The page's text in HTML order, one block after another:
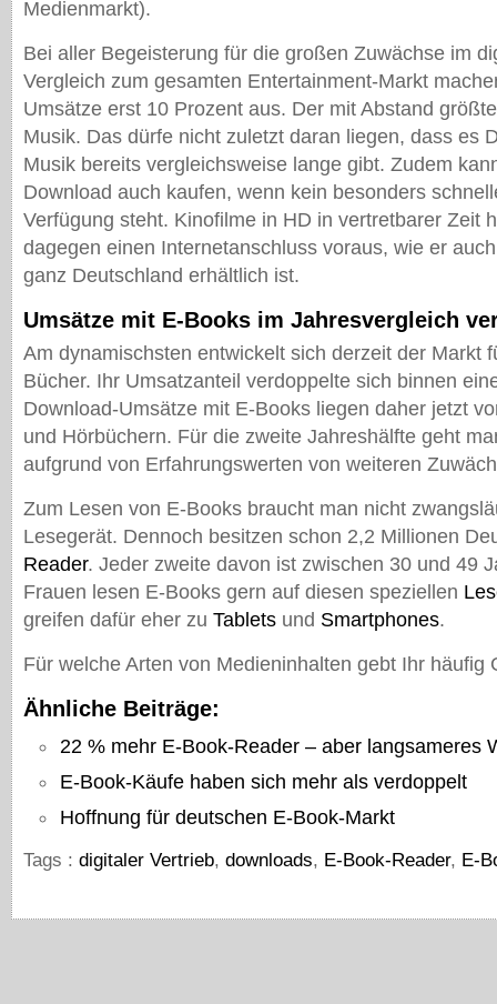
Medienmarkt).
Bei aller Begeisterung für die großen Zuwächse im
Vergleich zum gesamten Entertainment-Markt
Umsätze erst 10 Prozent aus. Der mit Abstand
Musik. Das dürfe nicht zuletzt daran liegen, dass es
Musik bereits vergleichsweise lange gibt. Zudem
Download auch kaufen, wenn kein besonders
Verfügung steht. Kinofilme in HD in vertretbarer Zeit
dagegen einen Internetanschluss voraus, wie er
ganz Deutschland erhältlich ist.
Umsätze mit E-Books im Jahresvergleich
Am dynamischsten entwickelt sich derzeit der Markt
Bücher. Ihr Umsatzanteil verdoppelte sich binnen
Download-Umsätze mit E-Books liegen daher jetzt
und Hörbüchern. Für die zweite Jahreshälfte geht
aufgrund von Erfahrungswerten von weiteren
Zum Lesen von E-Books braucht man nicht
Lesegerät. Dennoch besitzen schon 2,2 Millionen
Reader. Jeder zweite davon ist zwischen 30 und 49
Frauen lesen E-Books gern auf diesen speziellen
greifen dafür eher zu Tablets und Smartphones.
Für welche Arten von Medieninhalten gebt Ihr häufig
Ähnliche Beiträge:
22 % mehr E-Book-Reader – aber langsameres
E-Book-Käufe haben sich mehr als verdoppelt
Hoffnung für deutschen E-Book-Markt
Tags : digitaler Vertrieb, downloads, E-Book-Reader, E-